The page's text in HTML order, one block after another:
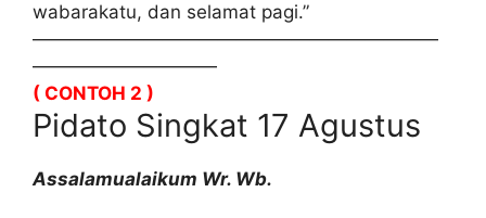
wabarakatu, dan selamat pagi.”
——————————————————————
——————————
( CONTOH 2 )
Pidato Singkat 17 Agustus
Assalamualaikum Wr. Wb.